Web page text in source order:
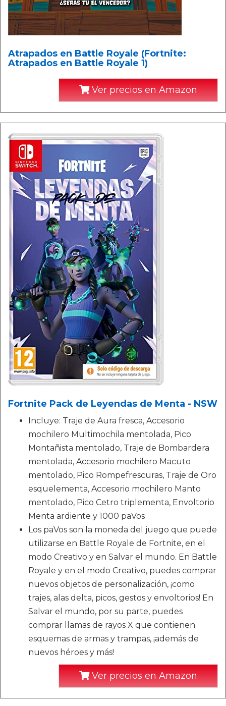
Atrapados en Battle Royale (Fortnite:
Atrapados en Battle Royale 1)
Ver precios en Amazon
Fortnite Pack de Leyendas de Menta - NSW
Incluye: Traje de Aura fresca, Accesorio
mochilero Multimochila mentolada, Pico
Montañista mentolado, Traje de Bombardera
mentolada, Accesorio mochilero Macuto
mentolado, Pico Rompefrescuras, Traje de Oro
esquelementa, Accesorio mochilero Manto
mentolado, Pico Cetro triplementa, Envoltorio
Menta ardiente y 1000 paVos
Los paVos son la moneda del juego que puede
utilizarse en Battle Royale de Fortnite, en el
modo Creativo y en Salvar el mundo. En Battle
Royale y en el modo Creativo, puedes comprar
nuevos objetos de personalización, ¡como
trajes, alas delta, picos, gestos y envoltorios! En
Salvar el mundo, por su parte, puedes
comprar llamas de rayos X que contienen
esquemas de armas y trampas, ¡además de
nuevos héroes y más!
Ver precios en Amazon